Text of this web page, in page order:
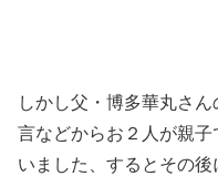
しかし父・博多華丸さ
言などからお２人が親
いました、するとその